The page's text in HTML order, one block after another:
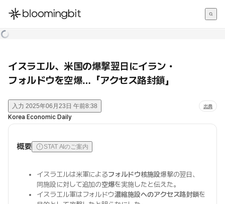
한국어
イスラエル、米国の爆撃翌日にイラン・
フォルドウを空爆…「アクセス路封鎖」
入力 2025年06月23日 午前8:38 出典
Korea Economic Daily
概要 STAT AIのご案内
イスラエルは米軍によるフォルドウ核施設爆撃の翌日、
同施設に対して追加の空爆を実施したと伝えた。
イスラエル軍はフォルドウ濃縮施設へのアクセス路封鎖を